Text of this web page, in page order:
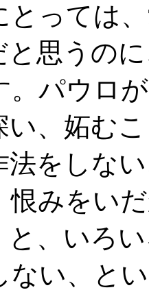
っては
と思うの
。パウロ
い、妬む
法をしな
恨みをい
と、いろ
ない、と